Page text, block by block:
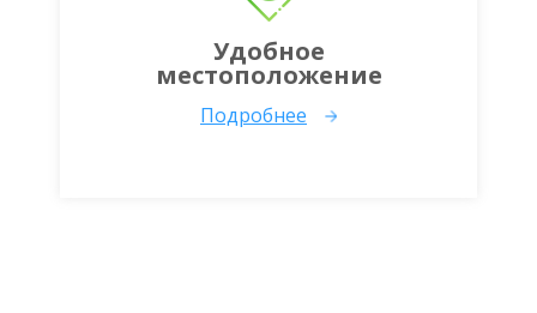
Удобное
местоположение
Подробнее